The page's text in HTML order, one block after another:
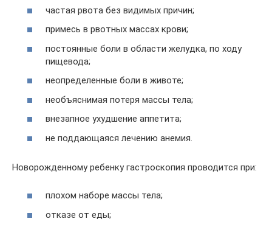
частая рвота без видимых причин;
примесь в рвотных массах крови;
постоянные боли в области желудка, по ходу
пищевода;
неопределенные боли в животе;
необъяснимая потеря массы тела;
внезапное ухудшение аппетита;
не поддающаяся лечению анемия.
Новорожденному ребенку гастроскопия проводится при:
плохом наборе массы тела;
отказе от еды;